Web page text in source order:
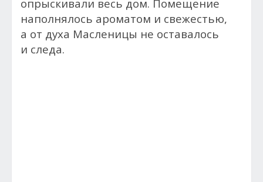
опрыскивали весь дом. Помещение
наполнялось ароматом и свежестью,
а от духа Масленицы не оставалось
и следа.